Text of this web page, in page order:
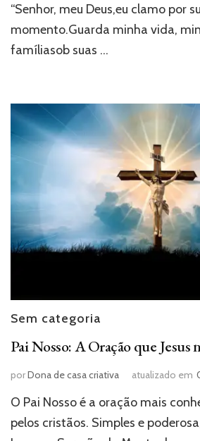
“Senhor, meu Deus,eu clamo por
momento.Guarda minha vida,
famíliasob suas …
Sem categoria
Pai Nosso: A Oração que Jesus
porDona de casa criativa atualizado em
O Pai Nosso é a oração mais
pelos cristãos. Simples e